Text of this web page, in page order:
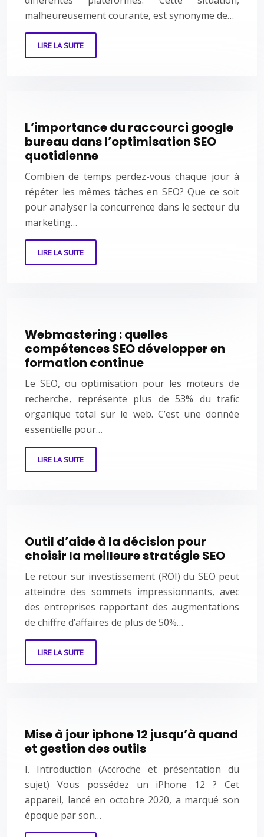
malheureusement courante, est synonyme de…
LIRE LA SUITE
L’importance du raccourci google
bureau dans l’optimisation SEO
quotidienne
Combien de temps perdez-vous chaque jour à
répéter les mêmes tâches en SEO? Que ce soit
pour analyser la concurrence dans le secteur du
marketing…
LIRE LA SUITE
Webmastering : quelles
compétences SEO développer en
formation continue
Le SEO, ou optimisation pour les moteurs de
recherche, représente plus de 53% du trafic
organique total sur le web. C’est une donnée
essentielle pour…
LIRE LA SUITE
Outil d’aide à la décision pour
choisir la meilleure stratégie SEO
Le retour sur investissement (ROI) du SEO peut
atteindre des sommets impressionnants, avec
des entreprises rapportant des augmentations
de chiffre d’affaires de plus de 50%…
LIRE LA SUITE
Mise à jour iphone 12 jusqu’à quand
et gestion des outils
I. Introduction (Accroche et présentation du
sujet) Vous possédez un iPhone 12 ? Cet
appareil, lancé en octobre 2020, a marqué son
époque par son…